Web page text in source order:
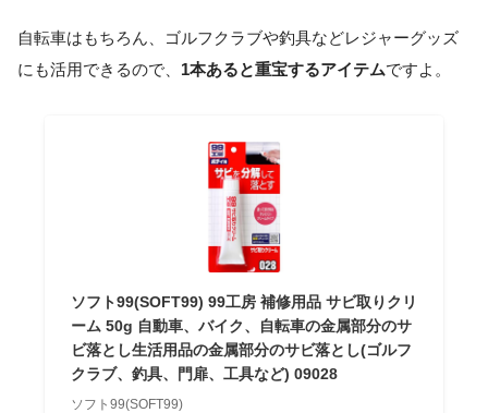
自転車はもちろん、ゴルフクラブや釣具などレジャーグッズ
にも活用できるので、 1本あると重宝するアイテムですよ。
ソフト99(SOFT99) 99工房 補修用品 サビ取りクリ
ーム 50g 自動車、バイク、自転車の金属部分のサ
ビ落とし生活用品の金属部分のサビ落とし(ゴルフ
クラブ、釣具、門扉、工具など) 09028
ソフト99(SOFT99)